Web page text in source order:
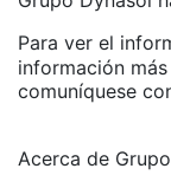
Para ver el
información
comuníquese
Acerca de